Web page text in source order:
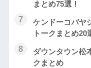
まとめ75選！
ケンドーコバヤ
トークまとめ20
ダウンタウン松
クまとめ